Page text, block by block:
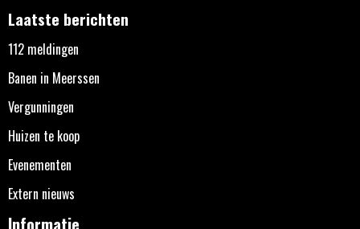
Laatste berichten
112 meldingen
Banen in Meerssen
Vergunningen
Huizen te koop
Evenementen
Extern nieuws
Informatie